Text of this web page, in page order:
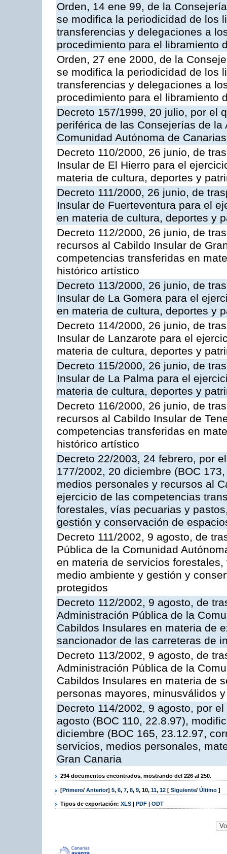
Orden, 14 ene 99, de la
se modifica la periodicidad de los
transferencias y delegaciones a
procedimiento para el libramiento
Orden, 27 ene 2000, de la
se modifica la periodicidad de los
transferencias y delegaciones a
procedimiento para el libramiento
Decreto 157/1999, 20 julio, por el
periférica de las Consejerías de
Comunidad Autónoma de Canarias
Decreto 110/2000, 26 junio, de
Insular de El Hierro para el
materia de cultura, deportes y
Decreto 111/2000, 26 junio, de
Insular de Fuerteventura para el
en materia de cultura, deportes y
Decreto 112/2000, 26 junio, de
recursos al Cabildo Insular de
competencias transferidas en
histórico artístico
Decreto 113/2000, 26 junio, de
Insular de La Gomera para el
en materia de cultura, deportes y
Decreto 114/2000, 26 junio, de
Insular de Lanzarote para el
materia de cultura, deportes y
Decreto 115/2000, 26 junio, de
Insular de La Palma para el
materia de cultura, deportes y
Decreto 116/2000, 26 junio, de
recursos al Cabildo Insular de
competencias transferidas en
histórico artístico
Decreto 22/2003, 24 febrero, por
177/2002, 20 diciembre (BOC
medios personales y recursos al
ejercicio de las competencias
forestales, vías pecuarias y
gestión y conservación de
Decreto 111/2002, 9 agosto, de
Pública de la Comunidad
en materia de servicios
medio ambiente y gestión y
protegidos
Decreto 112/2002, 9 agosto, de
Administración Pública de la
Cabildos Insulares en materia de
sancionador de las carreteras de
Decreto 113/2002, 9 agosto, de
Administración Pública de la
Cabildos Insulares en materia de
personas mayores, minusválidos
Decreto 114/2002, 9 agosto, por
agosto (BOC 110, 22.8.97),
diciembre (BOC 165, 23.12.97,
servicios, medios personales,
Gran Canaria
294 documentos encontrados, mostrando del 226 al 250.
[Primero/ Anterior] 5, 6, 7, 8, 9, 10, 11, 12 [ Siguiente/ Último ]
Tipos de exportación: XLS | PDF | ODT